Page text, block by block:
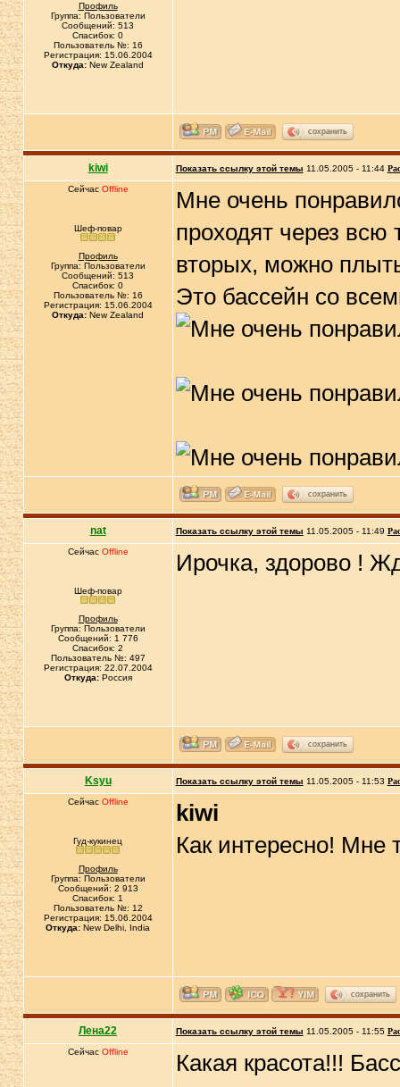
Профиль
Группа: Пользователи
Сообщений: 513
Спасибок: 0
Пользователь №: 16
Регистрация: 15.06.2004
Откуда: New Zealand
сохранить
kiwi Показать ссылку этой темы 11.05.2005 - 11:44
Сейчас Offline
Шеф-повар
Профиль
Группа: Пользователи
Сообщений: 513
Спасибок: 0
Пользователь №: 16
Регистрация: 15.06.2004
Откуда: New Zealand
Мне очень
проходят через
вторых, можно
Это бассейн со
сохранить
nat Показать ссылку этой темы 11.05.2005 - 11:49
Сейчас Offline
Шеф-повар
Профиль
Группа: Пользователи
Сообщений: 1 776
Спасибок: 2
Пользователь №: 497
Регистрация: 22.07.2004
Откуда:Россия
Ирочка, здорово !
сохранить
Ksyu Показать ссылку этой темы 11.05.2005 - 11:53
Сейчас Offline
Гуд-кукинец
Профиль
Группа: Пользователи
Сообщений: 2 913
Спасибок: 1
Пользователь №: 12
Регистрация: 15.06.2004
Откуда: New Delhi, India
kiwi
Как интересно! Мне
сохранить
Лена22 Показать ссылку этой темы 11.05.2005 - 11:55
Сейчас Offline Какая красота!!!